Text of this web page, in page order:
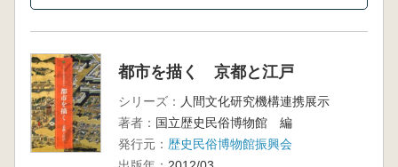
都市を描く 京都と江戸
シリーズ： 人間文化研究機構連携展示
著者： 国立歴史民俗博物館 編
発行元： 歴史民俗博物館振興会